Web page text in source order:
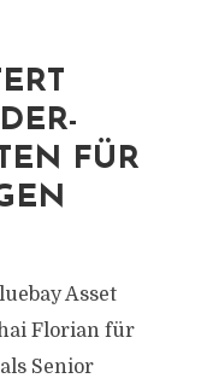
FÜR
Asset
Florian für
Senior